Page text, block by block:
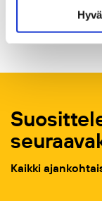
+358 50 47 69
Kaikki